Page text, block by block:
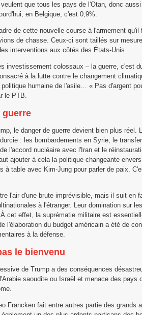
que tous les pays de l'Otan, donc
en Belgique, c'est 0,9%.
de cette nouvelle course à l'armement
de chasse. Ceux-ci sont taillés sur
interventions aux côtés des États-Unis.
investissement colossaux – la guerre, c'est
à la lutte contre le changement
humaine de l'asile… « Pas d'argent
le PTB.
guerre
le danger de guerre devient bien plus réel.
: les bombardements en Syrie, le
l'accord nucléaire avec l'Iran et le
ajouter à cela la politique changeante
à table avec Kim-Jung pour parler de paix.
l'air d'une brute imprévisible, mais il suit en
à l'étranger. Leur domination sur
cet effet, la suprématie militaire est
l'élaboration du budget américain a été de
à la défense.
le bienvenu
de Trump a des conséquences
saoudite ou Israël et menace des pays
Francken fait entre autres partie des grands